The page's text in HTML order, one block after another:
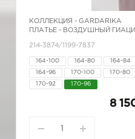
КОЛЛЕКЦИЯ - GARDARIKA
ПЛАТЬЕ - ВОЗДУШНЫЙ
214-3874/1199-7837
164-100 164-80 164-84
164-96 170-100 170-80
170-92 170-96
8